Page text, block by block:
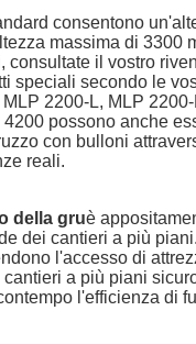
consentono
massima di 3300
consultate il vostro
speciali secondo le
2200-L, MLP
4200 possono anche
con bulloni
reali.
della gruè
dei cantieri a più
l'accesso di
a più piani
l'efficienza di